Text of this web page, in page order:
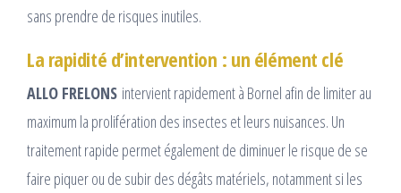
sans prendre de risques inutiles.
La rapidité d’intervention : un élément clé
ALLO FRELONS intervient rapidement à Bornel afin de limiter au
maximum la prolifération des insectes et leurs nuisances. Un
traitement rapide permet également de diminuer le risque de se
faire piquer ou de subir des dégâts matériels, notamment si les